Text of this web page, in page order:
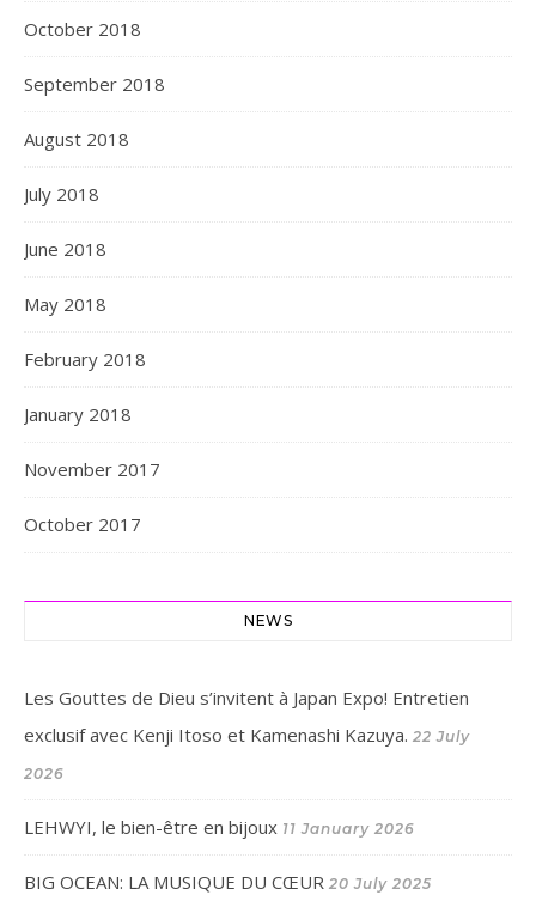
October 2018
September 2018
August 2018
July 2018
June 2018
May 2018
February 2018
January 2018
November 2017
October 2017
NEWS
Les Gouttes de Dieu s’invitent à Japan Expo! Entretien
exclusif avec Kenji Itoso et Kamenashi Kazuya. 22 July
2026
LEHWYI, le bien-être en bijoux 11 January 2026
BIG OCEAN: LA MUSIQUE DU CŒUR 20 July 2025